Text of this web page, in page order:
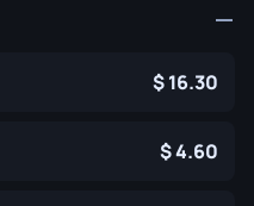
16.30
4.60